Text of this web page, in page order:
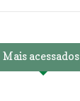
Mais acessados